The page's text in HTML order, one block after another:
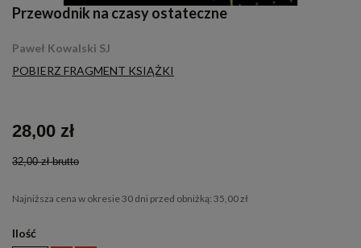
Przewodnik na czasy ostateczne
Paweł Kowalski SJ
POBIERZ FRAGMENT KSIĄŻKI
28,00 zł
32,00 złbrutto
Najniższa cena w okresie 30 dni przed obniżką: 35,00 zł
Ilość